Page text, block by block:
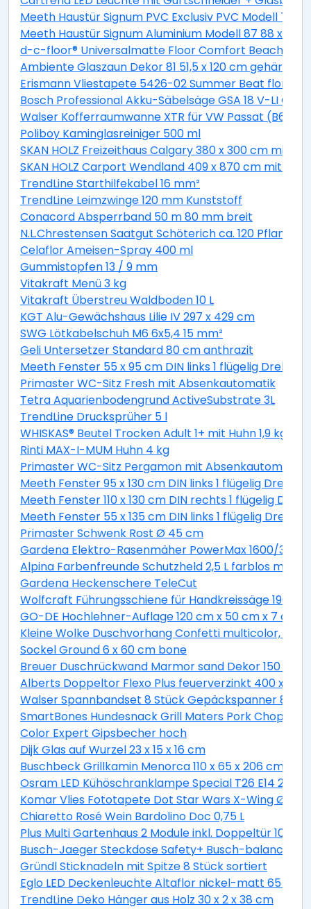
Meeth Haustür Signum PVC Exclusiv PVC Modell 70
Meeth Haustür Signum Aluminium Modell 87 88 x 200
d-c-floor® Universalmatte Floor Comfort
Ambiente Glaszaun Dekor 81 51,5 x 120 cm
Erismann Vliestapete 5426-02 Summer Beat floral
Bosch Professional Akku-Säbelsäge GSA 18 V-LI C
Walser Kofferraumwanne XTR für VW Passat (B6)
Poliboy Kaminglasreiniger 500 ml
SKAN HOLZ Freizeithaus Calgary 380 x 300 cm mit 2.
SKAN HOLZ Carport Wendland 409 x 870 cm mit
TrendLine Starthilfekabel 16 mm²
TrendLine Leimzwinge 120 mm Kunststoff
Conacord Absperrband 50 m 80 mm breit
N.L.Chrestensen Saatgut Schöterich ca. 120 Pflanzen
Celaflor Ameisen-Spray 400 ml
Gummistopfen 13 / 9 mm
Vitakraft Menü 3 kg
Vitakraft Überstreu Waldboden 10 L
KGT Alu-Gewächshaus Lilie IV 297 x 429 cm
SWG Lötkabelschuh M6 6x5,4 15 mm²
Geli Untersetzer Standard 80 cm anthrazit
Meeth Fenster 55 x 95 cm DIN links 1 flügelig Dreh-
Primaster WC-Sitz Fresh mit Absenkautomatik
Tetra Aquarienbodengrund ActiveSubstrate 3L
TrendLine Drucksprüher 5 l
WHISKAS® Beutel Trocken Adult 1+ mit Huhn 1,9 kg 1,9
Rinti MAX-I-MUM Huhn 4 kg
Primaster WC-Sitz Pergamon mit Absenkautomatik
Meeth Fenster 95 x 130 cm DIN links 1 flügelig Dreh-
Meeth Fenster 110 x 130 cm DIN rechts 1 flügelig
Meeth Fenster 55 x 135 cm DIN links 1 flügelig Dreh-
Primaster Schwenk Rost Ø 45 cm
Gardena Elektro-Rasenmäher PowerMax 1600/37
Alpina Farbenfreunde Schutzheld 2,5 L farblos matt
Gardena Heckenschere TeleCut
Wolfcraft Führungsschiene für Handkreissäge 190 x
GO-DE Hochlehner-Auflage 120 cm x 50 cm x 7 cm,
Kleine Wolke Duschvorhang Confetti multicolor, 180
Sockel Ground 6 x 60 cm bone
Breuer Duschrückwand Marmor sand Dekor 150 x
Alberts Doppeltor Flexo Plus feuerverzinkt 400 x 160
Walser Spannbandset 8 Stück Gepäckspanner 8
SmartBones Hundesnack Grill Maters Pork Chop 3
Color Expert Gipsbecher hoch
Dijk Glas auf Wurzel 23 x 15 x 16 cm
Buschbeck Grillkamin Menorca 110 x 65 x 206 cm
Osram LED Kühöschranklampe Special T26 E14
Komar Vlies Fototapete Dot Star Wars X-Wing Ø
Chiaretto Rosé Wein Bardolino Doc 0,75 L
Plus Multi Gartenhaus 2 Module inkl. Doppeltür 10,5
Busch-Jaeger Steckdose Safety+ Busch-balance® SI,
Gründl Sticknadeln mit Spitze 8 Stück sortiert
Eglo LED Deckenleuchte Altaflor nickel-matt 65 x
TrendLine Deko Hänger aus Holz 30 x 2 x 38 cm